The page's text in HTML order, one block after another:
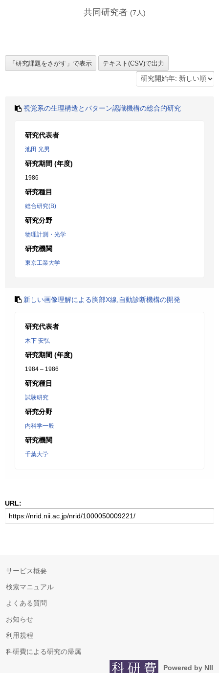
共同研究者 (7 人)
視覚系の生理構造とパターン認識機構の総合的研究
研究代表者
池田 光男
研究期間 (年度)
1986
研究種目
総合研究(B)
研究分野
物理計測・光学
研究機関
東京工業大学
新しい画像理解による胸部X線,自動診断機構の開発
研究代表者
木下 安弘
研究期間 (年度)
1984 – 1986
研究種目
試験研究
研究分野
内科学一般
研究機関
千葉大学
URL:
サービス概要
検索マニュアル
よくある質問
お知らせ
利用規程
科研費による研究の帰属
Powered by NII